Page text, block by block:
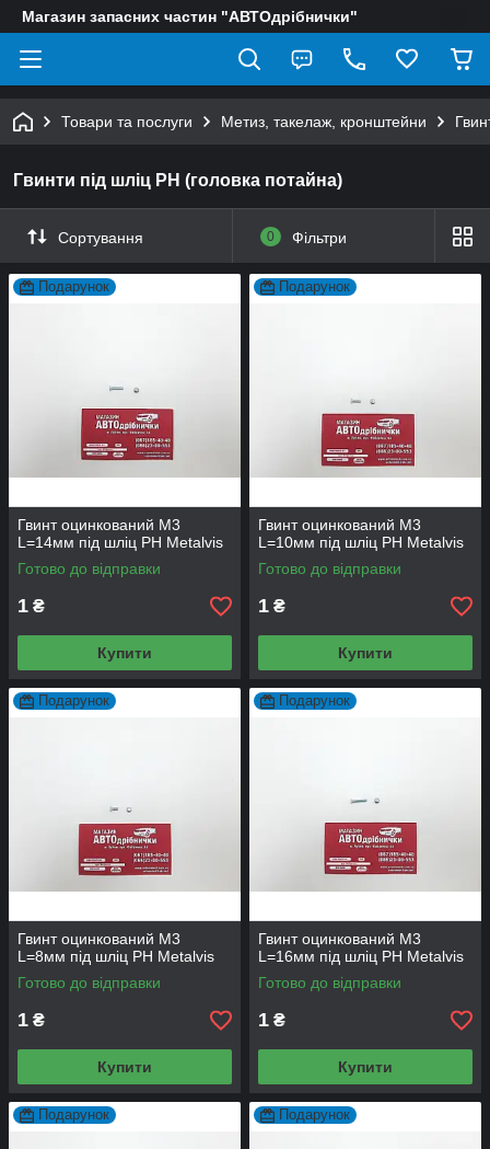
Магазин запасних частин "АВТОдрібнички"
Товари та послуги Метиз, такелаж, кронштейни
Гвинти під шліц PH (головка потайна)
Сортування 0 Фільтри
Подарунок
Гвинт оцинкований М3
L=14мм під шліц PH Metalvis
Готово до відправки
1 ₴
Купити
Подарунок
Гвинт оцинкований М3
L=10мм під шліц PH Metalvis
Готово до відправки
1 ₴
Купити
Подарунок
Гвинт оцинкований М3
L=8мм під шліц PH Metalvis
Готово до відправки
1 ₴
Купити
Подарунок
Гвинт оцинкований М3
L=16мм під шліц PH Metalvis
Готово до відправки
1 ₴
Купити
Подарунок Подарунок